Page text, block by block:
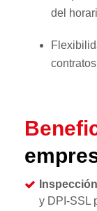
del
y DPI-SSL